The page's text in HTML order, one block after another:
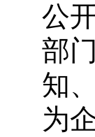
公
部
知
为